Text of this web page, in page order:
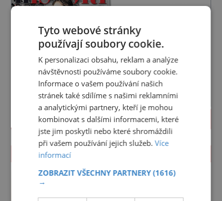
PROLISTOVAT
ZAJÍMAVOSTI
Pohřbili kancléře z Mitrovic
Z kostelní hrobky u svatého Jakuba
Tyto webové stránky
používají soubory cookie.
K personalizaci obsahu, reklam a analýze
návštěvnosti používáme soubory cookie.
Informace o vašem používání našich
stránek také sdílíme s našimi reklamními
a analytickými partnery, kteří je mohou
kombinovat s dalšími informacemi, které
jste jim poskytli nebo které shromáždili
při vašem používání jejich služeb.Více
informací
ZOBRAZIT VŠECHNY PARTNERY(1616)
→